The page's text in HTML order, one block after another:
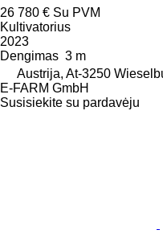
26 780 € Su PVM
Kultivatorius
2023
Dengimas 3 m
Austrija, At-3250
E-FARM GmbH
Susisiekite su pardavėju